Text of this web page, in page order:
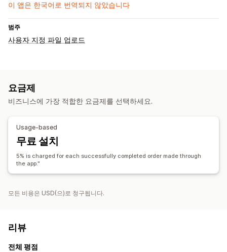
이 앱은 한국어로 번역되지 않았습니다
범주
사용자 지정 파일 업로드
요금제
비즈니스에 가장 적합한 요금제를 선택하세요.
Usage-based
무료 설치
5% is charged for each successfully completed order made through
the app."
모든 비용은 USD(으)로 청구됩니다.
리뷰
전체 평점